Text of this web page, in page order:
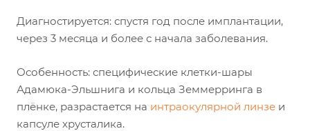
Диагностируется: спустя год после имплантации,
через 3 месяца и более с начала заболевания.
Особенность: специфические клетки-шары
Адамюка-Эльшнига и кольца Земмерринга в
плёнке, разрастается на интраокулярной линзе и
капсуле хрусталика.